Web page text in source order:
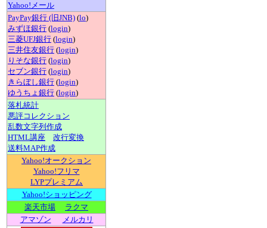
Yahoo!メール
PayPay銀行 (旧JNB) (lo)
みずほ銀行 (login)
三菱UFJ銀行 (login)
三井住友銀行 (login)
りそな銀行 (login)
セブン銀行 (login)
きらぼし銀行 (login)
ゆうちょ銀行 (login)
落札統計
悪評コレクション
乱数文字列作成
HTML講座
改行変換
送料MAP作成
Yahoo!オークション
Yahoo!フリマ
LYPプレミアム
Yahoo!ショッピング
楽天市場
ラクマ
アマゾン
メルカリ